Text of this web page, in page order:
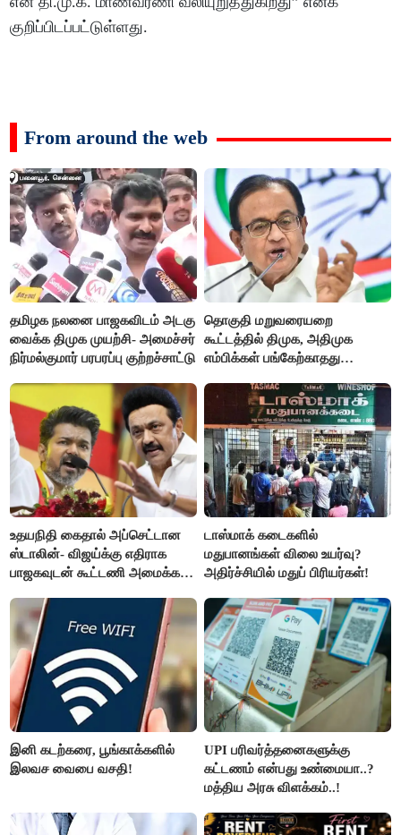
குறிப்பிடப்பட்டுள்ளது.
From around the web
தமிழக நலனை பாஜகவிடம் அடகு
வைக்க திமுக முயற்சி- அமைச்சர்
நிர்மல்குமார் பரபரப்பு குற்றச்சாட்டு
தொகுதி மறுவரையறை
கூட்டத்தில் திமுக, அதிமுக
எம்பிக்கள் பங்கேற்காதது
உதயநிதி கைதால் அப்செட்டான
ஸ்டாலின்- விஜய்க்கு எதிராக
பாஜகவுடன் கூட்டணி அமைக்க
டாஸ்மாக் கடைகளில்
மதுபானங்கள் விலை உயர்வு?
அதிர்ச்சியில் மதுப் பிரியர்கள்!
இனி கடற்கரை, பூங்காக்களில்
இலவச வைபை வசதி!
UPI பரிவர்த்தனைகளுக்கு
கட்டணம் என்பது உண்மையா..?
மத்திய அரசு விளக்கம்..!